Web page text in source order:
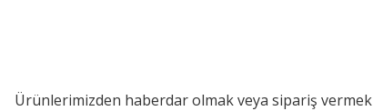
Ürünlerimizden haberdar olmak veya sipariş vermek